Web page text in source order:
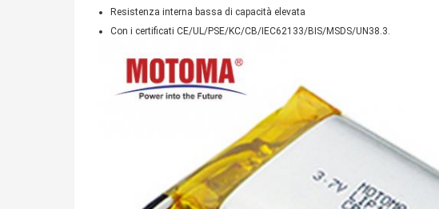
Resistenza interna bassa di capacità elevata
Con i certificati CE/UL/PSE/KC/CB/IEC62133/BIS/MSDS/UN38.3.